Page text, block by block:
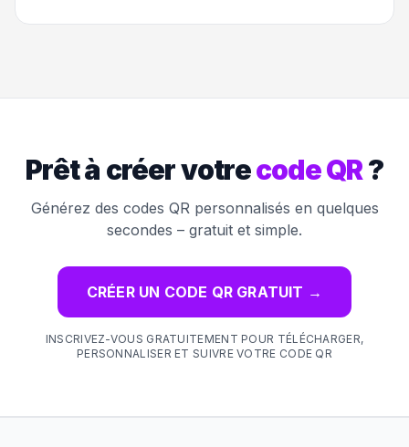
Prêt à créer votrecode QR?
Générez des codes QR personnalisés en quelques
secondes – gratuit et simple.
CRÉER UN CODE QR GRATUIT →
INSCRIVEZ-VOUS GRATUITEMENT POUR TÉLÉCHARGER,
PERSONNALISER ET SUIVRE VOTRE CODE QR